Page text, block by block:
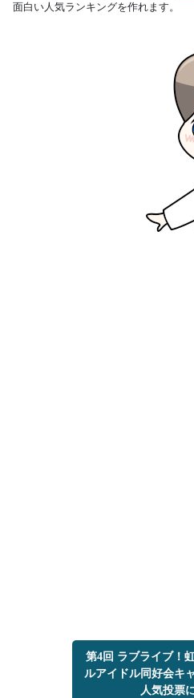
面白い人気ランキングを作れます。
第4回 ラブライブ！
ルアイドル同好会キ
人気投票